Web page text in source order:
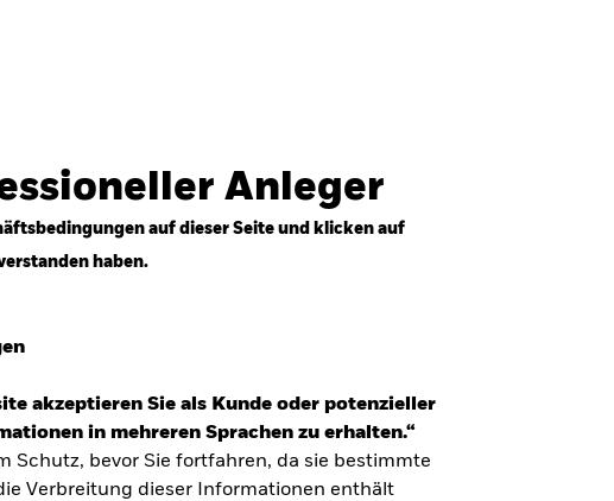
Anleger
auf dieser Seite und klicken auf
haben.
akzeptieren Sie als Kunde oder potenzieller
in mehreren Sprachen zu erhalten.“
Schutz, bevor Sie fortfahren, da sie bestimmte
Verbreitung dieser Informationen enthält